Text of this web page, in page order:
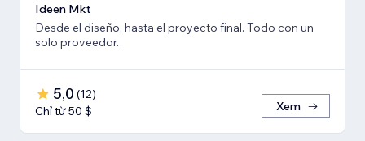
Ideen Mkt
Desde el diseño, hasta el proyecto final. Todo con un
solo proveedor.
5,0 (12)
Chỉ từ 50 $
Xem